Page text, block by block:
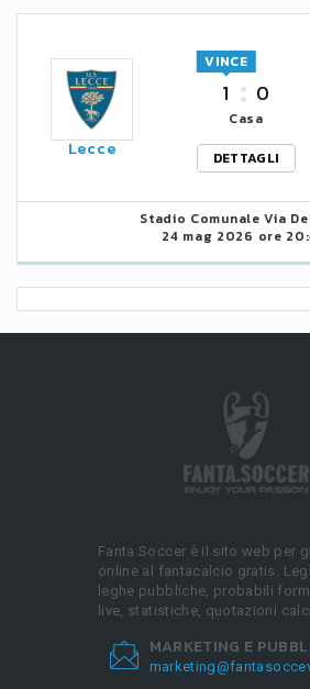
Lecce
1
VINCE
0
Casa
DETTAGLI
Stadio Comunale Via
24 mag 2026 ore
Fanta.Soccer è il sito web per
online al fantacalcio gratis.
leghe pubbliche, probabili
live, statistiche, quotazioni
MARKETING E